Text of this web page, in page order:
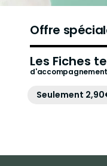
Offre
Les Fiches
Seulement